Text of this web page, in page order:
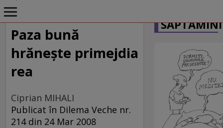
Home
Tema săptămînii
Paza bună
hrăneşte primejdia
rea
Ciprian MIHALI
Publicat în Dilema Veche nr.
214 din 24 Mar 2008